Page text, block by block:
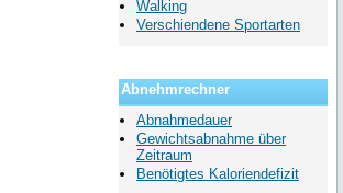
Walking
Verschiendene Sportarten
Abnehmrechner
Abnahmedauer
Gewichtsabnahme über
Zeitraum
Benötigtes Kaloriendefizit